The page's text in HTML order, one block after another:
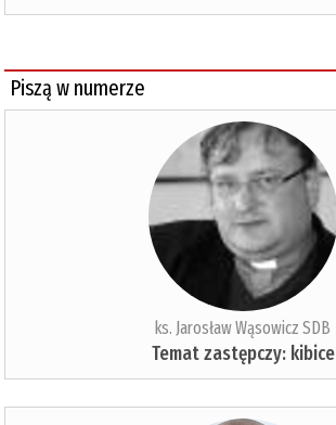
Piszą w numerze
ks. Jarosław Wąsowicz SDB
Temat zastępczy: kibice